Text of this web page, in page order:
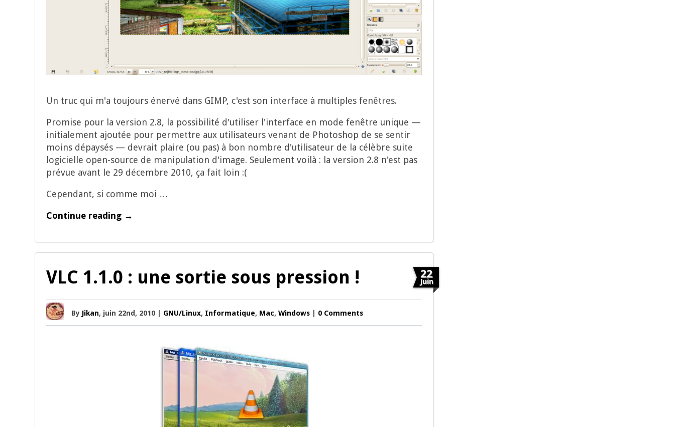
Un truc qui m'a tou­jours éner­vé dans GIMP, c'est son inter­face à mul­tiples fenêtres.
Pro­mise pour la ver­sion 2.8, la pos­si­bi­li­té d'utiliser l'interface en mode fenêtre unique —
ini­tia­le­ment ajou­tée pour per­mettre aux uti­li­sa­teurs venant de Pho­to­shop de se sen­tir
moins dépay­sés — devrait plaire (ou pas) à bon nombre d'utilisateur de la célèbre suite
logi­cielle open-source de mani­pu­la­tion d'image. Seule­ment voi­là : la ver­sion 2.8 n'est pas
pré­vue avant le 29 décembre 2010, ça fait loin :(
Cepen­dant, si comme moi …
Continue reading →
VLC 1.1.0 : une sortie sous pression !
By Jikan, juin 22nd, 2010 | GNU/Linux, Informatique, Mac, Windows | 0 Comments
22
Juin